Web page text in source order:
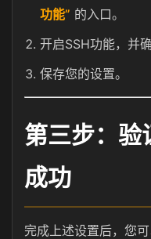
功能” 的入口。
开启SSH功能，并
保存您的设置。
第三步：验
成功
完成上述设置后，您